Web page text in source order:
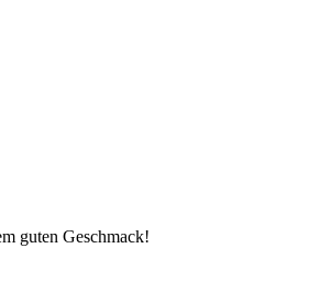
guten Geschmack!